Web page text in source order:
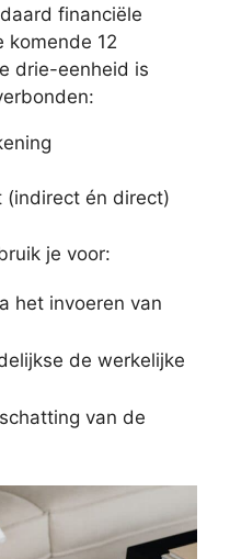
financiële
komende 12
drie-eenheid is
(indirect én direct)
je voor:
het invoeren van
de werkelijke
van de